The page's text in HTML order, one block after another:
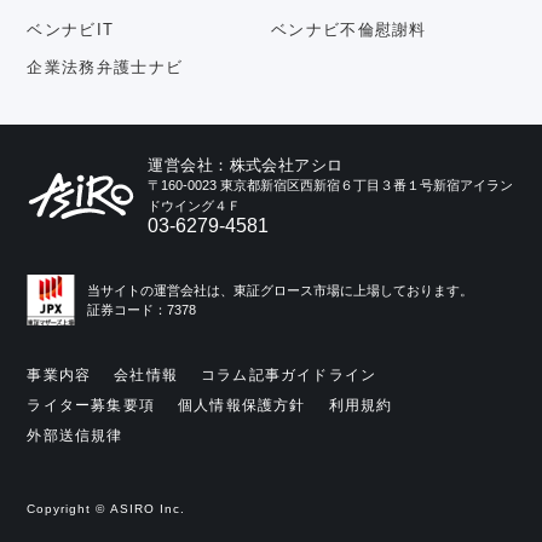
ベンナビIT ベンナビ不倫慰謝料
企業法務弁護士ナビ
運営会社：株式会社アシロ
〒160-0023 東京都新宿区西新宿６丁目３番１号新宿アイラン
ドウイング４Ｆ
03-6279-4581
当サイトの運営会社は、東証グロース市場に上場しております。
証券コード：7378
事業内容 会社情報
コラム記事ガイドライン
ライター募集要項
個人情報保護方針
利用規約
外部送信規律
Copyright © ASIRO Inc.